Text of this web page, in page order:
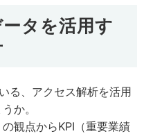
タを活用す
る、アクセス解析を活用
か。
観点からKPI（重要業績